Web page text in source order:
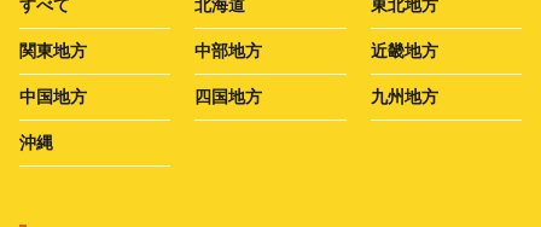
すべて 北海道 東北地方
関東地方 中部地方 近畿地方
中国地方 四国地方 九州地方
沖縄